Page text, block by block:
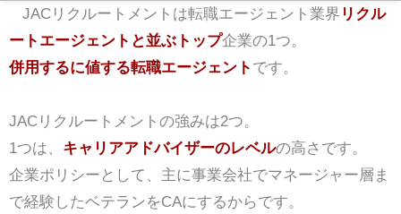
JACリクルートメントは転職エージェント業界 リクル
ートエージェントと並ぶトップ企業の1つ。
併用するに値する転職エージェント です。
JACリクルートメントの強みは2つ。
1つは、 キャリアアドバイザーのレベルの高さです。
企業ポリシーとして、主に事業会社でマネージャー層ま
で経験したベテランをCAにするからです。